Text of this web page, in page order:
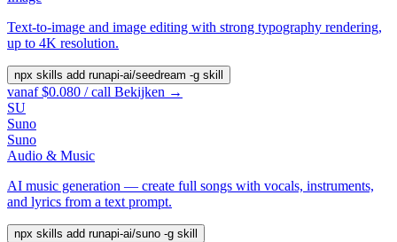
Text-to-image and image editing with strong typography rendering,
up to 4K resolution.
npx skills add runapi-ai/seedream -g skill
vanaf $0.080 / call Bekijken →
SU
Suno
Suno
Audio & Music
AI music generation — create full songs with vocals, instruments,
and lyrics from a text prompt.
npx skills add runapi-ai/suno -g skill